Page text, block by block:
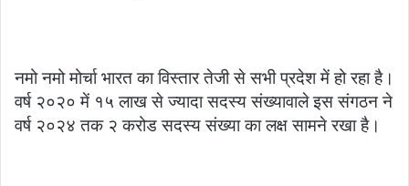
नमो नमो मोर्चा भारत का विस्तार तेजी से सभी प्रदेश में हो रहा है।
वर्ष २०२० में १५ लाख से ज्यादा सदस्य संख्यावाले इस संगठन ने
वर्ष २०२४ तक २ करोड सदस्य संख्या का लक्ष सामने रखा है।